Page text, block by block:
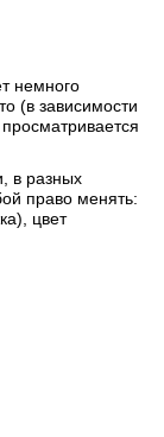
немного
(в зависимости
в разных
право менять:
цвет